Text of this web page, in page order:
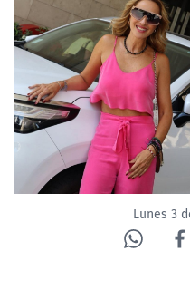
ACTUALIDAD Y
CORPORATIVO Y
CANAL DE DENUNCIAS
ÁREA DE PROYECTOS
Lunes 3